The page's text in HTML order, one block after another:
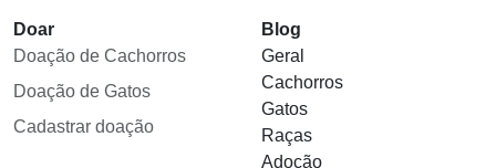
Doar
Doação de Cachorros
Doação de Gatos
Cadastrar doação
Blog
Geral
Cachorros
Gatos
Raças
Adoção